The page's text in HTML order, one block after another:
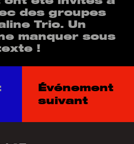
des groupes
Trio. Un
manquer sous
!
Événement
suivant